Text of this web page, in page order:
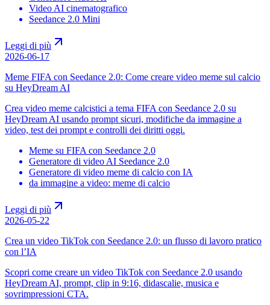
Video AI cinematografico
Seedance 2.0 Mini
Leggi di più
2026-06-17
Meme FIFA con Seedance 2.0: Come creare video meme sul calcio
su HeyDream AI
Crea video meme calcistici a tema FIFA con Seedance 2.0 su
HeyDream AI usando prompt sicuri, modifiche da immagine a
video, test dei prompt e controlli dei diritti oggi.
Meme su FIFA con Seedance 2.0
Generatore di video AI Seedance 2.0
Generatore di video meme di calcio con IA
da immagine a video: meme di calcio
Leggi di più
2026-05-22
Crea un video TikTok con Seedance 2.0: un flusso di lavoro pratico
con l’IA
Scopri come creare un video TikTok con Seedance 2.0 usando
HeyDream AI, prompt, clip in 9:16, didascalie, musica e
sovrimpressioni CTA.